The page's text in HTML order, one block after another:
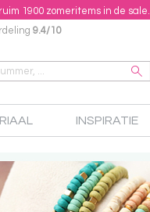
1900 zomeritems in de sale.
9.4/10
INSPIRATIE